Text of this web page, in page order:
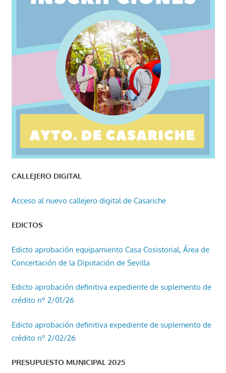
CALLEJERO DIGITAL
Acceso al nuevo callejero digital de Casariche
EDICTOS
Edicto aprobación equipamiento Casa Cosistorial, Área de
Concertación de la Diputación de Sevilla
Edicto aprobación definitiva expediente de suplemento de
crédito nº 2/01/26
Edicto aprobación definitiva expediente de suplemento de
crédito nº 2/02/26
PRESUPUESTO MUNICIPAL 2025